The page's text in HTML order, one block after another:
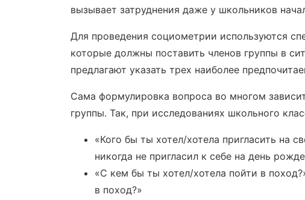
вызывает затруднения даже у школьников
Для проведения социометрии используются
которые должны поставить членов группы в
предлагают указать трех наиболее
Сама формулировка вопроса во многом
группы. Так, при исследованиях школьного
«Кого бы ты хотел/хотела пригласить на
никогда не пригласил к себе на день
«С кем бы ты хотел/хотела пойти в
в поход?»